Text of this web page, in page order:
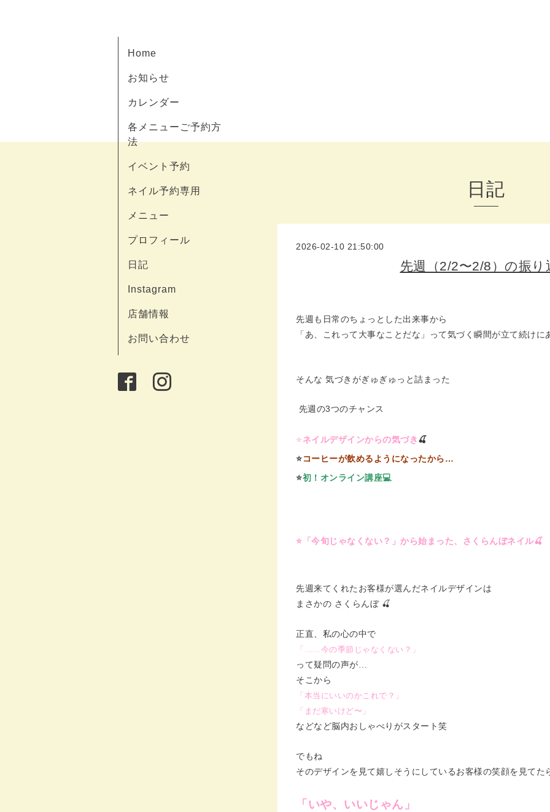
Home
お知らせ
カレンダー
各メニューご予約方
法
イベント予約
ネイル予約専用
メニュー
プロフィール
日記
Instagram
店舗情報
お問い合わせ
日記
2026-02-10 21:50:00
先週（2/2〜2/8）の振り
先週も日常のちょっとした出来事から
「あ、これって大事なことだな」って気づく瞬間が立て続けに
そんな 気づきがぎゅぎゅっと詰まった
先週の3つのチャンス
⭐️ネイルデザインからの気づき🍒
⭐️コーヒーが飲めるようになったから…
⭐️初！オンライン講座💻
⭐️「今旬じゃなくない？」から始まった、さくらんぼネイル🍒
先週来てくれたお客様が選んだネイルデザインは
まさかの さくらんぼ 🍒
正直、私の心の中で
「……今の季節じゃなくない？」
って疑問の声が…
そこから
「本当にいいのかこれで？」
「まだ寒いけど〜」
などなど脳内おしゃべりがスタート笑
でもね
そのデザインを見て嬉しそうにしているお客様の笑顔を見てた
「いや、いいじゃん」